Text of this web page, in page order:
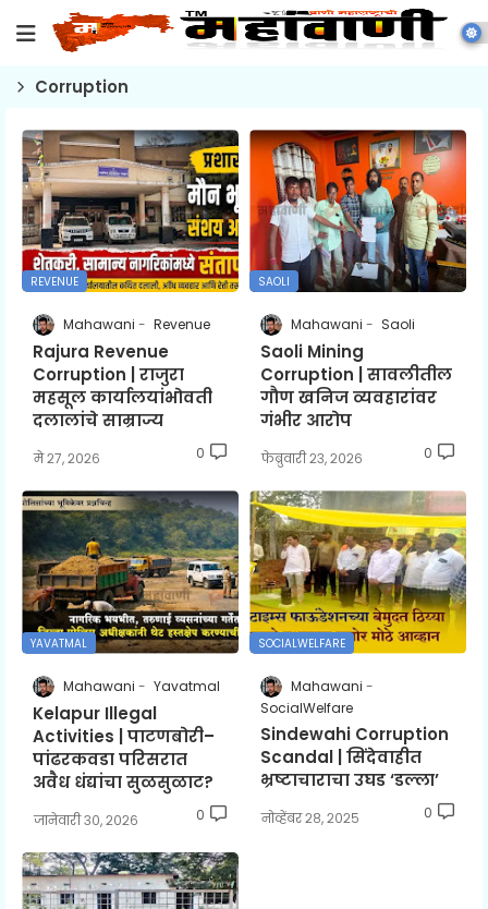
Corruption
REVENUE
Mahawani Revenue
Rajura Revenue
Corruption | राजुरा
महसूल कार्यालयांभोवती
दलालांचे साम्राज्य
मे २७, २०२६ 0
SAOLI
Mahawani Saoli
Saoli Mining
Corruption | सावलीतील
गौण खनिज व्यवहारांवर
गंभीर आरोप
फेब्रुवारी २३, २०२६ 0
YAVATMAL
Mahawani Yavatmal
Kelapur Illegal
Activities | पाटणबोरी–
पांढरकवडा परिसरात
अवैध धंद्यांचा सुळसुळाट?
जानेवारी ३०, २०२६ 0
SOCIALWELFARE
Mahawani
SocialWelfare
Sindewahi Corruption
Scandal | सिंदेवाहीत
भ्रष्टाचाराचा उघड ‘डल्ला’
नोव्हेंबर २८, २०२५ 0